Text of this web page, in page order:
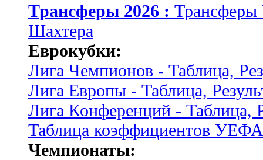
Трансферы 2026 :
Шахтера
Еврокубки:
Лига Чемпионов - Таблица,
Лига Европы - Таблица,
Лига Конференций - Таблица,
Таблица коэффициентов УЕФА
Чемпионаты: